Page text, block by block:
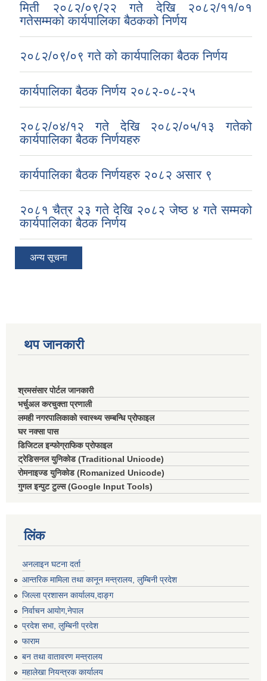
मिती २०८२/०९/२२ गते देखि २०८२/११/०१
गतेसम्मको कार्यपालिका बैठकको निर्णय
२०८२/०९/०९ गते को कार्यपालिका बैठक निर्णय
कार्यपालिका बैठक निर्णय २०८२-०८-२५
२०८२/०४/१२ गते देखि २०८२/०५/१३ गतेको
कार्यपालिका बैठक निर्णयहरु
कार्यपालिका बैठक निर्णयहरु २०८२ असार ९
२०८१ चैत्र २३ गते देखि २०८२ जेष्ठ ४ गते सम्मको
कार्यपालिका बैठक निर्णय
अन्य सूचना
थप जानकारी
श्रमसंसार पोर्टल जानकारी
भर्चुअल करचुक्ता प्रणाली
लमही नगरपालिकाको स्वास्थ्य सम्बन्धि प्रोफाइल
घर नक्सा पास
डिजिटल इन्फोग्राफिक प्रोफाइल
ट्रेडिसनल युनिकोड (Traditional Unicode)
रोमनाइज्ड युनिकोड (Romanized Unicode)
गुगल इन्पुट टुल्स (Google Input Tools)
लिंक
अनलाइन घटना दर्ता
आन्तरिक मामिला तथा कानून मन्त्रालय, लुम्बिनी प्रदेश
जिल्ला प्रशासन कार्यालय,दाङ्ग
निर्वाचन आयाेग,नेपाल
प्रदेश सभा, लुम्बिनी प्रदेश
फाराम
बन तथा वातावरण मन्त्रालय
महालेखा नियन्त्रक कार्यालय